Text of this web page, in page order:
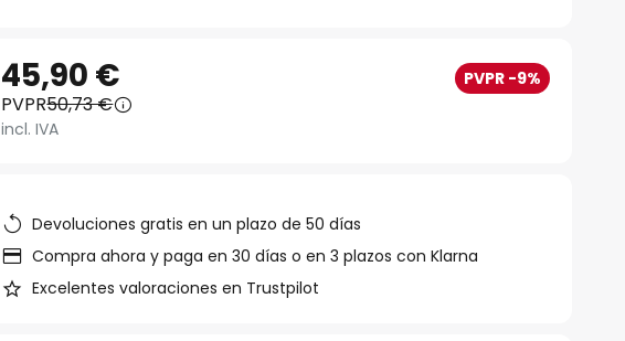
45,90 € PVPR -9%
PVPR50,73 €
incl. IVA
Devoluciones gratis en un plazo de 50 días
Compra ahora y paga en 30 días o en 3 plazos con Klarna
Excelentes valoraciones en Trustpilot